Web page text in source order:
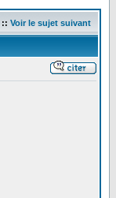
:: Voir le sujet suivant